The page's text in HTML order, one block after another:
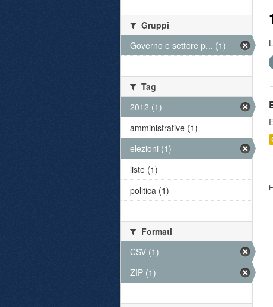
Gruppi
Governo e settore p... (1)
Tag
2012 (1)
amministrative (1)
elezioni (1)
liste (1)
politica (1)
Formati
CSV (1)
ZIP (1)